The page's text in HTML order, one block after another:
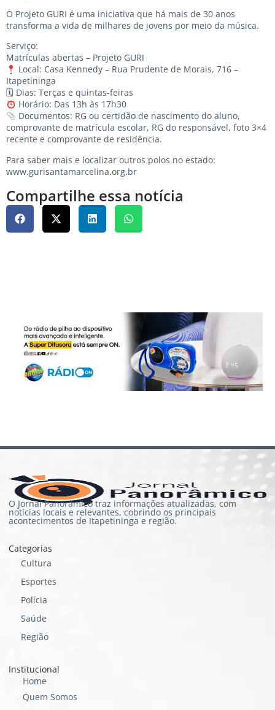
O Projeto GURI é uma iniciativa que há mais de 30 anos
transforma a vida de milhares de jovens por meio da música.
Serviço:
Matrículas abertas – Projeto GURI
Local: Casa Kennedy – Rua Prudente de Morais, 716 –
Itapetininga
🗓 Dias: Terças e quintas-feiras
Horário: Das 13h às 17h30
Documentos: RG ou certidão de nascimento do aluno,
comprovante de matrícula escolar, RG do responsável, foto 3×4
recente e comprovante de residência.
Para saber mais e localizar outros polos no estado:
www.gurisantamarcelina.org.br
Compartilhe essa notícia
O Jornal Panorâmico traz informações atualizadas, com
notícias locais e relevantes, cobrindo os principais
acontecimentos de Itapetininga e região.
Categorias
Cultura
Esportes
Polícia
Saúde
Região
Institucional
Home
Quem Somos